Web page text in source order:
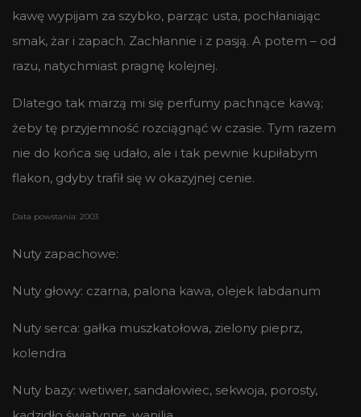
kawę wypijam za szybko, parząc usta, pochłaniając
smak, żar i zapach. Zachłannie i z pasją. A potem – od
razu, natychmiast pragnę kolejnej.
Dlatego tak marzą mi się perfumy pachnące kawą;
żeby tę przyjemność rozciągnąć w czasie. Tym razem
nie do końca się udało, ale i tak pewnie kupiłabym
flakon, gdyby trafił się w okazyjnej cenie.
Data powstania: 2003
Nuty zapachowe:
Nuty głowy: czarna, palona kawa, olejek labdanum
Nuty serca: gałka muszkatołowa, zielony pieprz,
kolendra
Nuty bazy: wetiwer, sandałowiec, sekwoja, porosty,